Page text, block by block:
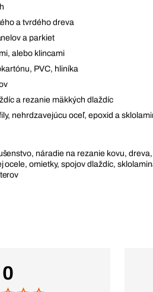
a tvrdého dreva
a parkiet
alebo klincami
PVC, hliníka
a rezanie mäkkých dlaždíc
nehrdzavejúcu oceľ, epoxid a
náradie na rezanie kovu, dreva,
ocele, omietky, spojov dlaždíc,
0